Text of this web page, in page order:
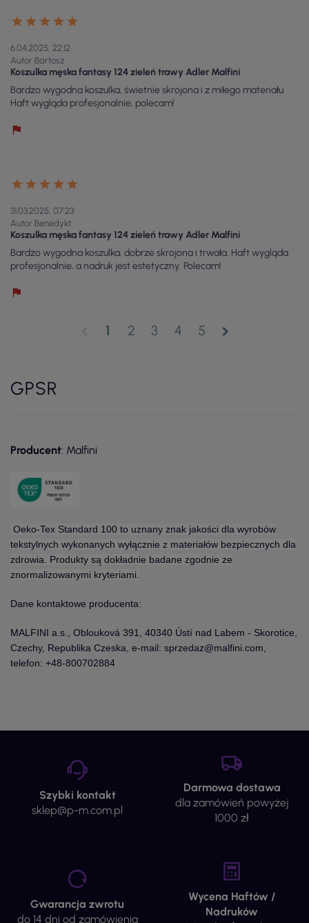
6.04.2025, 22:12
Autor Bartosz
Koszulka męska fantasy 124 zieleń trawy Adler Malfini
Bardzo wygodna koszulka, świetnie skrojona i z miłego materiału.
Haft wygląda profesjonalnie, polecam!
31.03.2025, 07:23
Autor Benedykt
Koszulka męska fantasy 124 zieleń trawy Adler Malfini
Bardzo wygodna koszulka, dobrze skrojona i trwała. Haft wygląda
profesjonalnie, a nadruk jest estetyczny. Polecam!
1 2 3 4 5 chevron_right
GPSR
Producent: Malfini
Oeko-Tex Standard 100 to uznany znak jakości dla wyrobów
tekstylnych wykonanych wyłącznie z materiałów bezpiecznych dla
zdrowia. Produkty są dokładnie badane zgodnie ze
znormalizowanymi kryteriami.
Dane kontaktowe producenta:
MALFINI a.s., Oblouková 391, 40340 Ústí nad Labem - Skorotice,
Czechy, Republika Czeska, e-mail: sprzedaz@malfini.com,
telefon: +48-800702884
Szybki kontakt
sklep@p-m.com.pl
Darmowa dostawa
dla zamówień powyżej
1000 zł
Gwarancja zwrotu
do 14 dni od zamówienia
Wycena Haftów /
Nadruków